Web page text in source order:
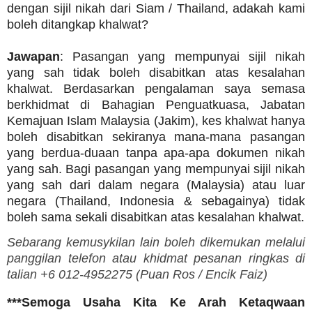
dengan sijil nikah dari Siam / Thailand, adakah kami
boleh ditangkap khalwat?
Jawapan: Pasangan yang mempunyai sijil nikah
yang sah tidak boleh disabitkan atas kesalahan
khalwat. Berdasarkan pengalaman saya semasa
berkhidmat di Bahagian Penguatkuasa, Jabatan
Kemajuan Islam Malaysia (Jakim), kes khalwat hanya
boleh disabitkan sekiranya mana-mana pasangan
yang berdua-duaan tanpa apa-apa dokumen nikah
yang sah. Bagi pasangan yang mempunyai sijil nikah
yang sah dari dalam negara (Malaysia) atau luar
negara (Thailand, Indonesia & sebagainya) tidak
boleh sama sekali disabitkan atas kesalahan khalwat.
Sebarang kemusykilan lain boleh dikemukan melalui
panggilan telefon atau khidmat pesanan ringkas di
talian +6 012-4952275 (Puan Ros /Encik Faiz)
***Semoga Usaha Kita Ke Arah Ketaqwaan